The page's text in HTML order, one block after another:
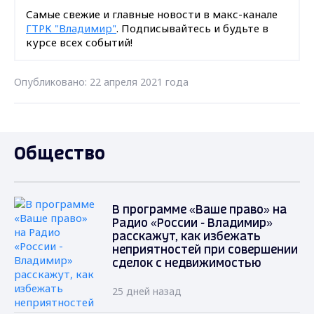
Самые свежие и главные новости в макс-канале
ГТРК "Владимир". Подписывайтесь и будьте в
курсе всех событий!
Опубликовано: 22 апреля 2021 года
Общество
В программе «Ваше право» на
Радио «России - Владимир»
расскажут, как избежать
неприятностей при совершении
сделок с недвижимостью
25 дней назад